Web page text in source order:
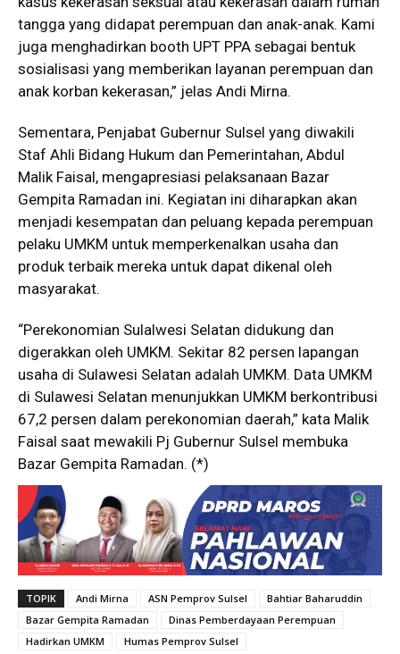
tangga yang didapat perempuan dan anak-anak. Kami
juga menghadirkan booth UPT PPA sebagai bentuk
sosialisasi yang memberikan layanan perempuan dan
anak korban kekerasan,” jelas Andi Mirna.
Sementara, Penjabat Gubernur Sulsel yang diwakili
Staf Ahli Bidang Hukum dan Pemerintahan, Abdul
Malik Faisal, mengapresiasi pelaksanaan Bazar
Gempita Ramadan ini. Kegiatan ini diharapkan akan
menjadi kesempatan dan peluang kepada perempuan
pelaku UMKM untuk memperkenalkan usaha dan
produk terbaik mereka untuk dapat dikenal oleh
masyarakat.
“Perekonomian Sulalwesi Selatan didukung dan
digerakkan oleh UMKM. Sekitar 82 persen lapangan
usaha di Sulawesi Selatan adalah UMKM. Data UMKM
di Sulawesi Selatan menunjukkan UMKM berkontribusi
67,2 persen dalam perekonomian daerah,” kata Malik
Faisal saat mewakili Pj Gubernur Sulsel membuka
Bazar Gempita Ramadan. (*)
TOPIK Andi Mirna ASN Pemprov Sulsel
Bahtiar Baharuddin
Bazar Gempita Ramadan
Dinas Pemberdayaan Perempuan
Hadirkan UMKM
Humas Pemprov Sulsel